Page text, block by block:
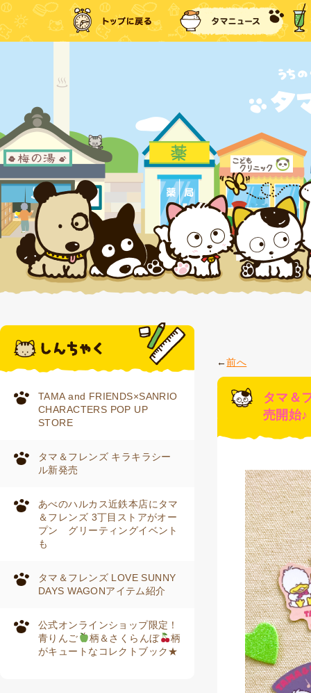
トップに戻る タ
TAMA and FRIENDS×SANRIO
CHARACTERS POP UP
STORE
タマ＆フレンズ キラキラシー
ル新発売
あべのハルカス近鉄本店にタマ
＆フレンズ 3丁目ストアがオー
プン グリーティングイベント
も
タマ＆フレンズ LOVE SUNNY
DAYS WAGONアイテム紹介
公式オンラインショップ限定！
青りんご
柄＆さくらんぼ
柄
がキュートなコレクトブック★
前へ
タマ＆
売開始♪